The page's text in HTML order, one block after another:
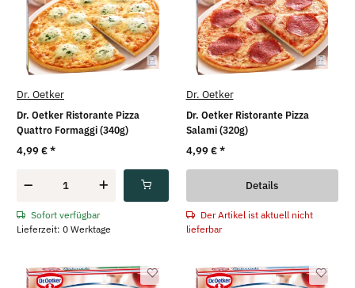
Dr. Oetker
Dr. Oetker Ristorante Pizza
Quattro Formaggi (340g)
4,99 €*
Sofort verfügbar
Lieferzeit: 0 Werktage
Dr. Oetker
Dr. Oetker Ristorante Pizza
Salami (320g)
4,99 €*
Details
Der Artikel ist aktuell nicht
lieferbar